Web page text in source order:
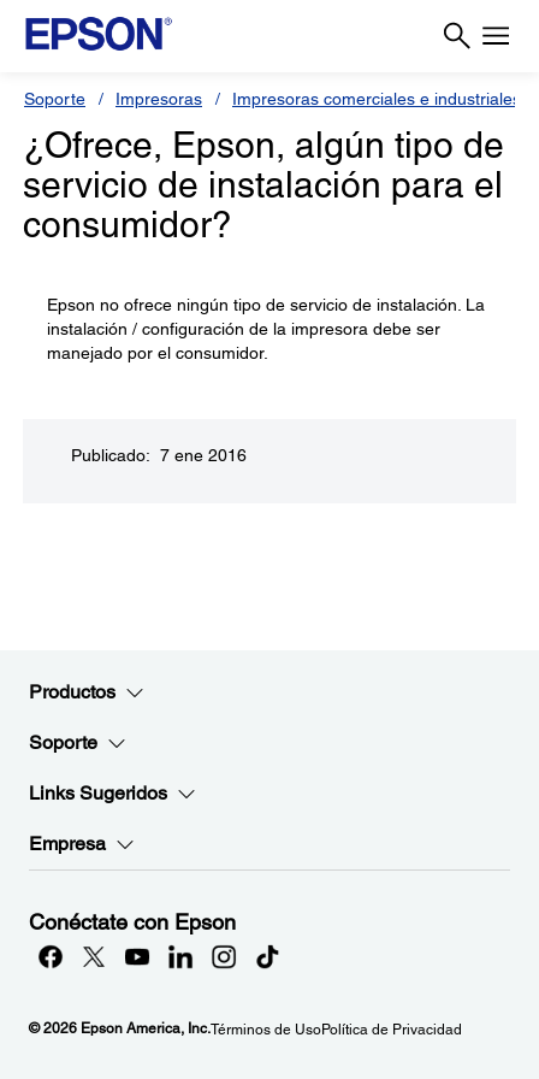
Soporte Impresoras Impresoras comerciales e industriales
¿Ofrece, Epson, algún tipo de
servicio de instalación para el
consumidor?
Epson no ofrece ningún tipo de servicio de instalación. La
instalación / configuración de la impresora debe ser
manejado por el consumidor.
Publicado: 7 ene 2016
Productos
Soporte
Links Sugeridos
Empresa
Conéctate con Epson
© 2026 Epson America, Inc.Términos de UsoPolítica de Privacidad